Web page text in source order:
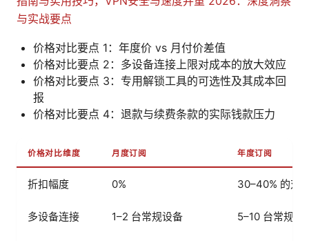
与实战要点
价格对比要点 1：年度价 vs 月付价差值
价格对比要点 2：多设备连接上限对成本的放大效应
价格对比要点 3：专用解锁工具的可选性及其成本回
报
价格对比要点 4：退款与续费条款的实际钱款压力
价格对比维度 月度订阅 年度订阅
折扣幅度 0% 30–40% 的对
多设备连接 1–2 台常规设备 5–10 台常规设